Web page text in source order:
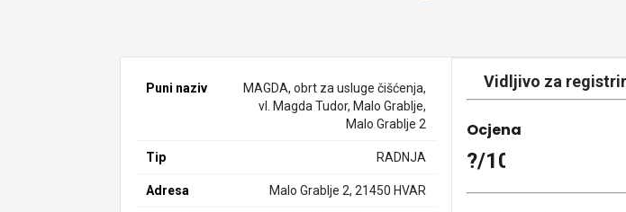
Puni naziv
MAGDA, obrt za usluge čišćenja,
vl. Magda Tudor, Malo Grablje,
Malo Grablje 2
Tip RADNJA
Adresa Malo Grablje 2, 21450 HVAR
Vidljivo za
Ocjena
?/10